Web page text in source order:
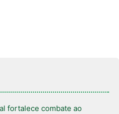
fortalece combate ao